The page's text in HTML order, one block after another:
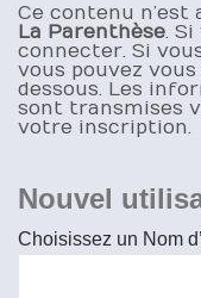
Ce contenu n’est
La Parenthèse .
connecter. Si
vous pouvez
dessous. Les
sont transmises
votre inscription.
Nouvel
Choisissez un Nom